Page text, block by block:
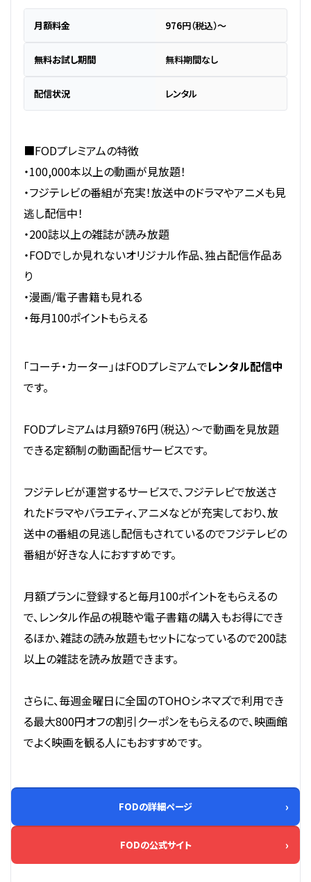
月額料金 976円（税込）～
無料お試し期間 無料期間なし
配信状況 レンタル
■FODプレミアムの特徴
・100,000本以上の動画が見放題！
・フジテレビの番組が充実！放送中のドラマやアニメも見
逃し配信中！
・200誌以上の雑誌が読み放題
・FODでしか見れないオリジナル作品、独占配信作品あ
り
・漫画/電子書籍も見れる
・毎月100ポイントもらえる
「コーチ・カーター」はFODプレミアムでレンタル配信中
です。
FODプレミアムは月額976円（税込）～で動画を見放題
できる定額制の動画配信サービスです。
フジテレビが運営するサービスで、フジテレビで放送さ
れたドラマやバラエティ、アニメなどが充実しており、放
送中の番組の見逃し配信もされているのでフジテレビの
番組が好きな人におすすめです。
月額プランに登録すると毎月100ポイントをもらえるの
で、レンタル作品の視聴や電子書籍の購入もお得にでき
るほか、雑誌の読み放題もセットになっているので200誌
以上の雑誌を読み放題できます。
さらに、毎週金曜日に全国のTOHOシネマズで利用でき
る最大800円オフの割引クーポンをもらえるので、映画館
でよく映画を観る人にもおすすめです。
FODの詳細ページ
FODの公式サイト